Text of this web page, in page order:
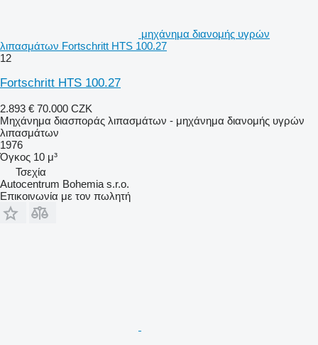
μηχάνημα διανομής υγρών
λιπασμάτων Fortschritt HTS 100.27
12
Fortschritt HTS 100.27
2.893 € 70.000 CZK
Μηχάνημα διασποράς λιπασμάτων - μηχάνημα διανομής υγρών
λιπασμάτων
1976
Όγκος 10 μ³
Τσεχία
Autocentrum Bohemia s.r.o.
Επικοινωνία με τον πωλητή